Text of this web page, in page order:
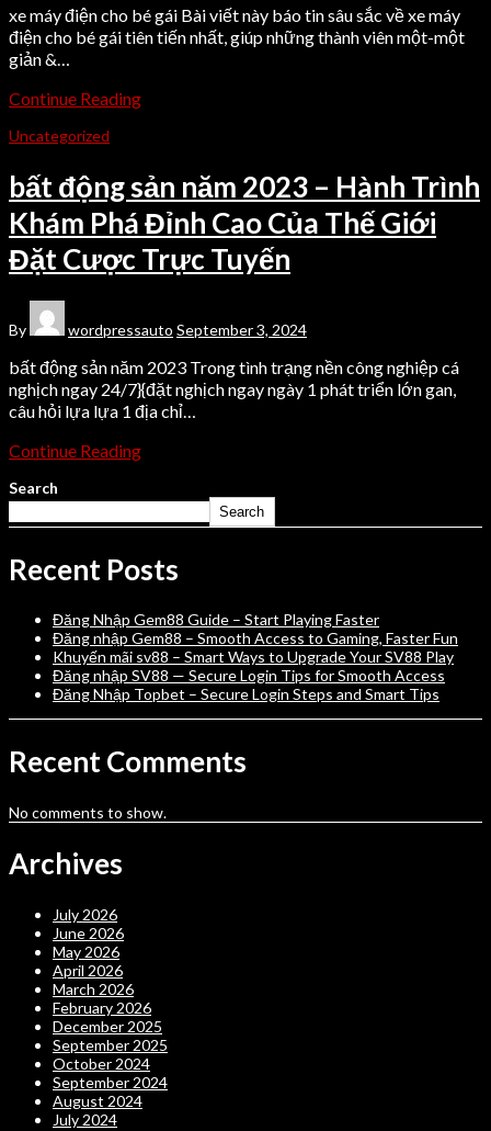
xe máy điện cho bé gái Bài viết này báo tin sâu sắc về xe máy
điện cho bé gái tiên tiến nhất, giúp những thành viên một-một
giản &…
Continue Reading
Uncategorized
bất động sản năm 2023 – Hành Trình
Khám Phá Đỉnh Cao Của Thế Giới
Đặt Cược Trực Tuyến
By wordpressauto September 3, 2024
bất động sản năm 2023 Trong tình trạng nền công nghiệp cá
nghịch ngay 24/7}{đặt nghịch ngay ngày 1 phát triển lớn gan,
câu hỏi lựa lựa 1 địa chỉ…
Continue Reading
Search
Search
Recent Posts
Đăng Nhập Gem88 Guide – Start Playing Faster
Đăng nhập Gem88 – Smooth Access to Gaming, Faster Fun
Khuyến mãi sv88 – Smart Ways to Upgrade Your SV88 Play
Đăng nhập SV88 — Secure Login Tips for Smooth Access
Đăng Nhập Topbet – Secure Login Steps and Smart Tips
Recent Comments
No comments to show.
Archives
July 2026
June 2026
May 2026
April 2026
March 2026
February 2026
December 2025
September 2025
October 2024
September 2024
August 2024
July 2024